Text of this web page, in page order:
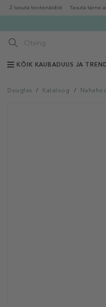
2 tasuta tootenäidist Tasuta tarne
KÕIK KAUBADUUS JA
Douglas / Kataloog /